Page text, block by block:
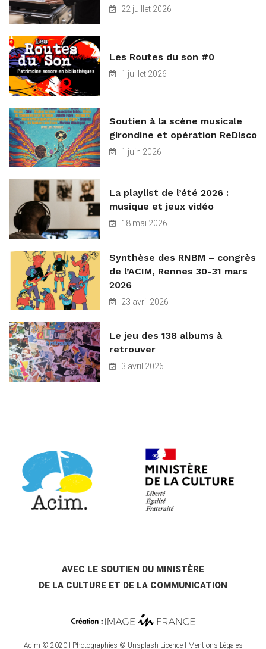
22 juillet 2026
Les Routes du son #0
1 juillet 2026
Soutien à la scène musicale
girondine et opération ReDisco
1 juin 2026
La playlist de l’été 2026 :
musique et jeux vidéo
18 mai 2026
Synthèse des RNBM – congrès
de l’ACIM, Rennes 30-31 mars
2026
23 avril 2026
Le jeu des 138 albums à
retrouver
3 avril 2026
AVEC LE SOUTIEN DU MINISTÈRE
DE LA CULTURE ET DE LA COMMUNICATION
Acim © 2020 I Photographies © Unsplash Licence I Mentions Légales